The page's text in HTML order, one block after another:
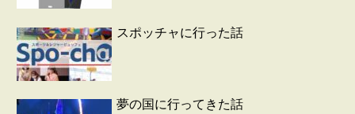
スポッチャに行った話
夢の国に行ってきた話